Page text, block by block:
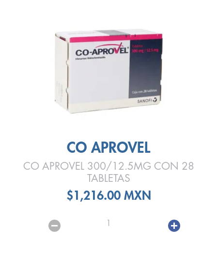
CO APROVEL
CO APROVEL 300/12.5MG CON 28
TABLETAS
$1,216.00 MXN
1